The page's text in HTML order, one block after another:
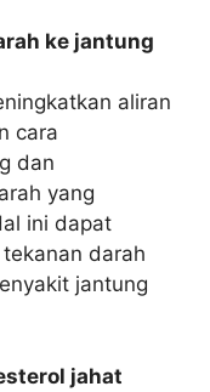
ke jantung
aliran
cara
dan
yang
ini dapat
darah
jantung
jahat